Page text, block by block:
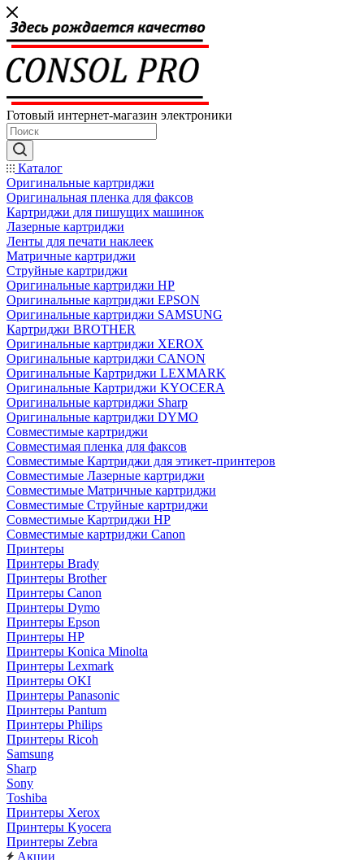
Готовый интернет-магазин электроники
Каталог
Оригинальные картриджи
Оригинальная пленка для факсов
Картриджи для пишущих машинок
Лазерные картриджи
Ленты для печати наклеек
Матричные картриджи
Струйные картриджи
Оригинальные картриджи HP
Оригинальные картриджи EPSON
Оригинальные картриджи SAMSUNG
Картриджи BROTHER
Оригинальные картриджи XEROX
Оригинальные картриджи CANON
Оригинальные Картриджи LEXMARK
Оригинальные Картриджи KYOCERA
Оригинальные картриджи Sharp
Оригинальные картриджи DYMO
Совместимые картриджи
Совместимая пленка для факсов
Совместимые Картриджи для этикет-принтеров
Совместимые Лазерные картриджи
Совместимые Матричные картриджи
Совместимые Струйные картриджи
Совместимые Картриджи HP
Совместимые картриджи Canon
Принтеры
Принтеры Brady
Принтеры Brother
Принтеры Canon
Принтеры Dymo
Принтеры Epson
Принтеры HP
Принтеры Konica Minolta
Принтеры Lexmark
Принтеры OKI
Принтеры Panasonic
Принтеры Pantum
Принтеры Philips
Принтеры Ricoh
Samsung
Sharp
Sony
Toshiba
Принтеры Xerox
Принтеры Kyocera
Принтеры Zebra
Акции